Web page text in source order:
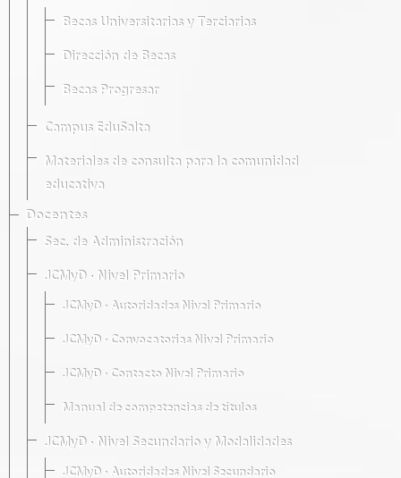
Becas Universitarias y Terciarias
Dirección de Becas
Becas Progresar
Campus EduSalta
Materiales de consulta para la comunidad
educativa
Docentes
Sec. de Administración
JCMyD · Nivel Primario
JCMyD · Autoridades Nivel Primario
JCMyD · Convocatorias Nivel Primario
JCMyD · Contacto Nivel Primario
Manual de competencias de títulos
JCMyD · Nivel Secundario y Modalidades
JCMyD · Autoridades Nivel Secundario